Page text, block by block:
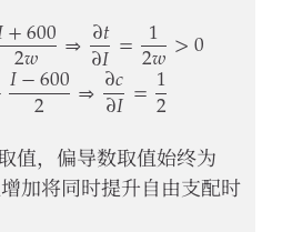
+600
2𝑤 ⇒∂𝑡
∂𝐼= 1
2𝑤>0
𝐼−600
2 ⇒∂𝑐
∂𝐼=1
2
2w⇒ ∂I 2w
值，偏导数取值始终为
加将同时提升自由支配时